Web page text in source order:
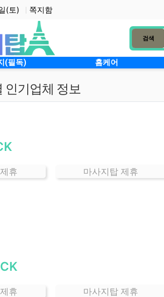
(토) 쪽지함
검색
(필독) 홈케어
인기업체 정보
휴 마사지탑 제휴
휴 마사지탑 제휴